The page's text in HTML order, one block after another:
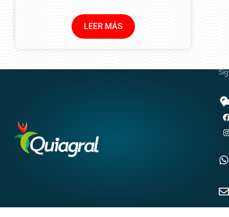
LEER MÁS